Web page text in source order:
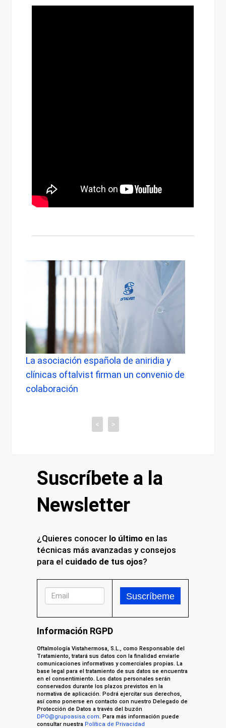
La asociación española de aniridia y
clínicas oftalvist firman un convenio de
colaboración
< >
Suscríbete a la
Newsletter
¿Quieres conocer lo último en las
técnicas más avanzadas y consejos
para el cuidado de tus ojos?
Información RGPD
Oftalmología Vistahermosa, S.L., como Responsable del
Tratamiento, tratará sus datos con la finalidad enviarle
comunicaciones informativas y comerciales propias. La
base legal para el tratamiento de sus datos se encuentra
en el consentimiento. Los datos personales serán
conservados durante los plazos previstos en la
normativa de aplicación. Podrá ejercitar sus derechos,
así como ponerse en contacto con nuestro Delegado de
Protección de Datos a través del buzón
DPO@grupoasisa.com. Para más información puede
consultar nuestra Política de Privacidad